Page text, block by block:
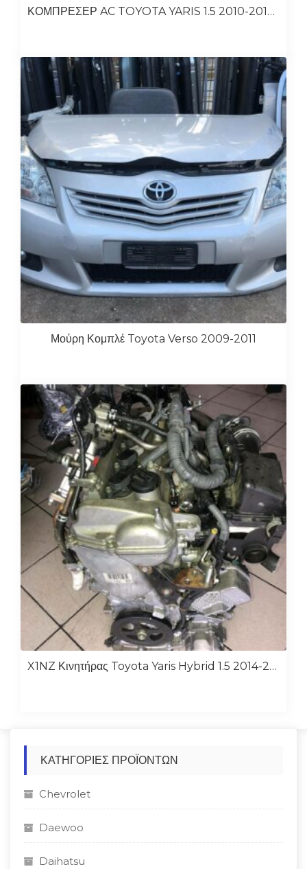
ΚΟΜΠΡΕΣΕΡ AC TOYOTA YARIS 1.5 2010-2015 1NZ
Μούρη Κομπλέ Toyota Verso 2009-2011
X1NZ Κινητήρας Toyota Yaris Hybrid 1.5 2014-2016
ΚΑΤΗΓΟΡΊΕΣ ΠΡΟΪΌΝΤΩΝ
Chevrolet
Daewoo
Daihatsu